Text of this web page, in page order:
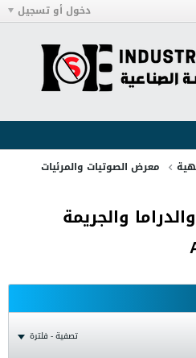
دخول أو تسجيل
معرض الصوتيات والمرئيات
والجريمة
تصفية - فلترة